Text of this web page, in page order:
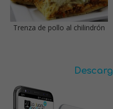
Trenza de pollo al chilindrón